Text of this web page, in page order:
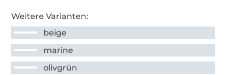
Weitere Varianten:
beige
marine
olivgrün